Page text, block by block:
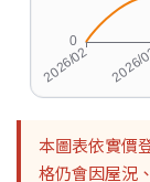
本圖表依實價
格仍會因屋況